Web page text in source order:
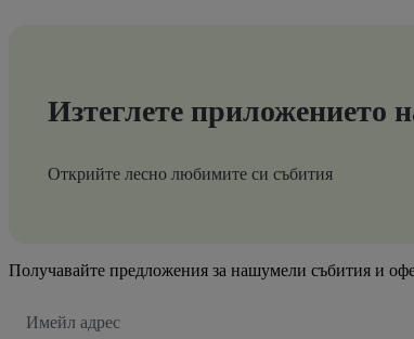
Изтеглете приложението
Открийте лесно любимите си събития
Получавайте предложения за нашумели събития и
адрес